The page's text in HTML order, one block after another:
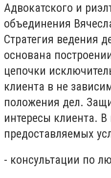
Адвокатского и
объединения
Стратегия ведения
основана
цепочки
клиента в не
положения дел.
интересы клиента. В
предоставляемых
- консультации по